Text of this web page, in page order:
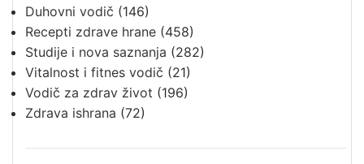
Duhovni vodič (146)
Recepti zdrave hrane (458)
Studije i nova saznanja (282)
Vitalnost i fitnes vodič (21)
Vodič za zdrav život (196)
Zdrava ishrana (72)